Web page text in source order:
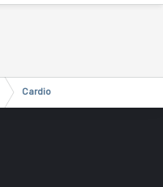
Cardio